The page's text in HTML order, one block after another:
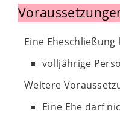
Eine
volljährige
Weitere
Eine Ehe darf